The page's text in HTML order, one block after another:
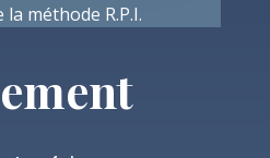
méthode R.P.I.